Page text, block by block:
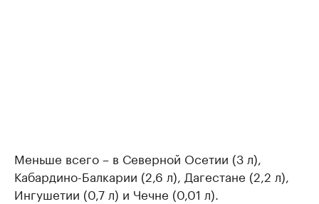
Меньше всего – в Северной Осетии (3 л),
Кабардино-Балкарии (2,6 л), Дагестане (2,2 л),
Ингушетии (0,7 л) и Чечне (0,01 л).